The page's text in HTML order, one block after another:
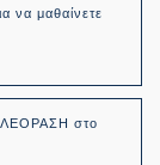
να μαθαίνετε
στο